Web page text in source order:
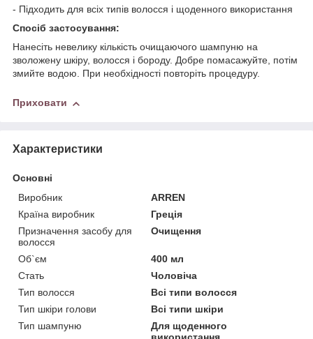
- Підходить для всіх типів волосся і щоденного використання
Спосіб застосування:
Нанесіть невелику кількість очищаючого шампуню на
зволожену шкіру, волосся і бороду. Добре помасажуйте, потім
змийте водою. При необхідності повторіть процедуру.
Приховати
Характеристики
Основні
Виробник
ARREN
Країна виробник
Греція
Призначення засобу для
волосся
Очищення
Об`єм
400 мл
Стать
Чоловіча
Тип волосся
Всі типи волосся
Тип шкіри голови
Всі типи шкіри
Тип шампуню
Для щоденного
використання